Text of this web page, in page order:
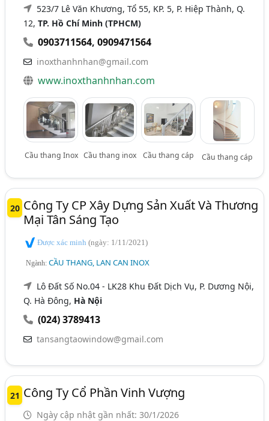
523/7 Lê Văn Khương, Tổ 55, KP. 5, P. Hiệp Thành, Q.
12,TP. Hồ Chí Minh (TPHCM)
0903711564,0909471564
inoxthanhnhan@gmail.com
www.inoxthanhnhan.com
Cầu thang Inox Cầu thang inox Cầu thang cáp Cầu thang cáp
20 Công Ty CP Xây Dựng Sản Xuất Và Thương
Mại Tân Sáng Tạo
Được xác minh(ngày: 1/11/2021)
Ngành:CẦU THANG, LAN CAN INOX
Lô Đất Số No.04 - LK28 Khu Đất Dịch Vụ, P. Dương Nội,
Q. Hà Đông, Hà Nội
(024) 3789413
tansangtaowindow@gmail.com
21 Công Ty Cổ Phần Vinh Vượng
Ngày cập nhật gần nhất: 30/1/2026